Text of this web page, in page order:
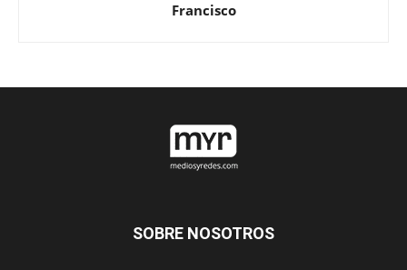
Francisco
SOBRE NOSOTROS